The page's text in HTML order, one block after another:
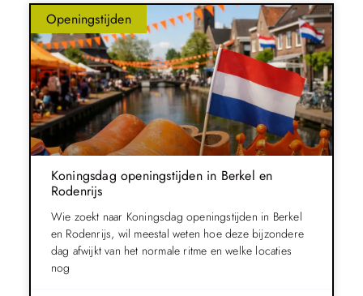
Openingstijden
Koningsdag openingstijden in Berkel en
Rodenrijs
Wie zoekt naar Koningsdag openingstijden in Berkel
en Rodenrijs, wil meestal weten hoe deze bijzondere
dag afwijkt van het normale ritme en welke locaties
nog